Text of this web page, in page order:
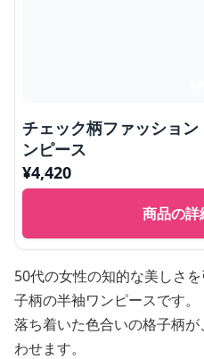
チェック柄ファッショ
ンピース
¥4,420
商品の詳
50代の女性の知的な美しさ
子柄の半袖ワンピースです。
落ち着いた色合いの格子柄
わせます。